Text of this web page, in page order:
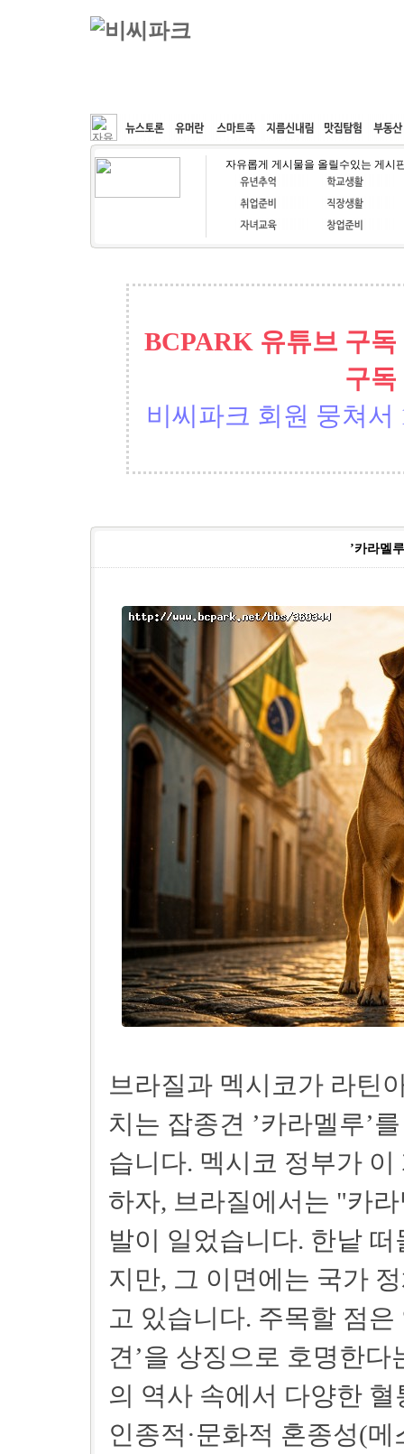
커뮤니티 속도패치 웹호스팅 공동구매
자유롭게 게시물을 올릴수있는 게시
BCPARK 유튜브 구
구독
비씨파크 회원 뭉쳐서
’카라멜
브라질과 멕시코가 라틴
치는 잡종견 ’카라멜루’
습니다. 멕시코 정부가 이
하자, 브라질에서는 "카
발이 일었습니다. 한낱
지만, 그 이면에는 국가
고 있습니다. 주목할 점
견’을 상징으로 호명한
의 역사 속에서 다양한
인종적·문화적 혼종성(